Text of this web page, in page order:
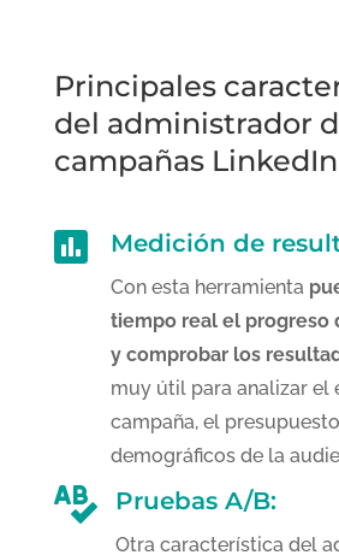
Principales
del administrador
campañas LinkedIn
 Medición de
Con esta herramienta
tiempo real el progreso
y comprobar los
muy útil para analizar el
campaña, el
demográficos de la
 Pruebas A/B:
Otra característica del